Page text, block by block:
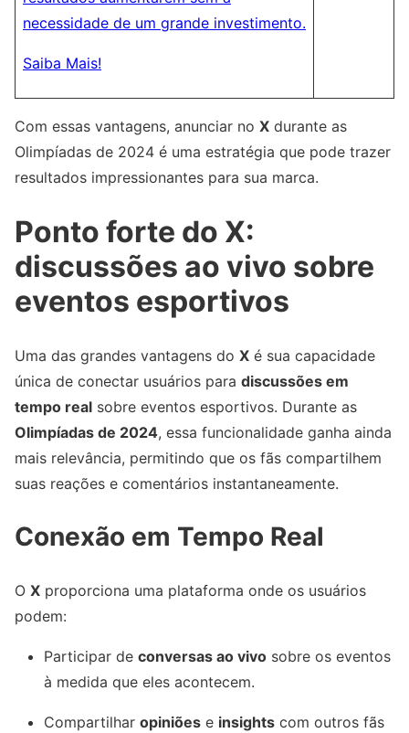
necessidade de um grande investimento.
Saiba Mais!
Com essas vantagens, anunciar no X durante as
Olimpíadas de 2024 é uma estratégia que pode trazer
resultados impressionantes para sua marca.
Ponto forte do X:
discussões ao vivo sobre
eventos esportivos
Uma das grandes vantagens do X é sua capacidade
única de conectar usuários para discussões em
tempo real sobre eventos esportivos. Durante as
Olimpíadas de 2024, essa funcionalidade ganha ainda
mais relevância, permitindo que os fãs compartilhem
suas reações e comentários instantaneamente.
Conexão em Tempo Real
O X proporciona uma plataforma onde os usuários
podem:
Participar de conversas ao vivo sobre os eventos
à medida que eles acontecem.
Compartilhar opiniões e insights com outros fãs